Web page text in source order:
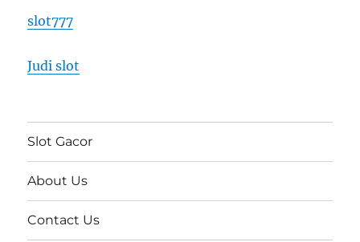
slot777
Judi slot
Slot Gacor
About Us
Contact Us